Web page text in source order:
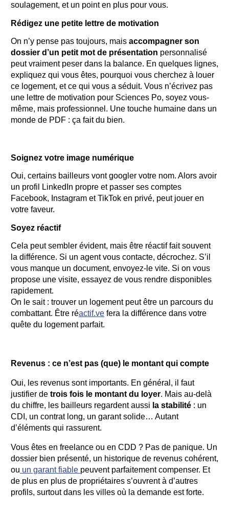
soulagement, et un point en plus pour vous.
Rédigez une petite lettre de motivation
On n’y pense pas toujours, mais accompagner son
dossier d’un petit mot de présentation personnalisé
peut vraiment peser dans la balance. En quelques lignes,
expliquez qui vous êtes, pourquoi vous cherchez à louer
ce logement, et ce qui vous a séduit. Vous n’écrivez pas
une lettre de motivation pour Sciences Po, soyez vous-
même, mais professionnel. Une touche humaine dans un
monde de PDF : ça fait du bien.
Soignez votre image numérique
Oui, certains bailleurs vont googler votre nom. Alors avoir
un profil LinkedIn propre et passer ses comptes
Facebook, Instagram et TikTok en privé, peut jouer en
votre faveur.
Soyez réactif
Cela peut sembler évident, mais être réactif fait souvent
la différence. Si un agent vous contacte, décrochez. S’il
vous manque un document, envoyez-le vite. Si on vous
propose une visite, essayez de vous rendre disponibles
rapidement.
On le sait : trouver un logement peut être un parcours du
combattant. Être réactif.ve fera la différence dans votre
quête du logement parfait.
Revenus : ce n’est pas (que) le montant qui compte
Oui, les revenus sont importants. En général, il faut
justifier de trois fois le montant du loyer. Mais au-delà
du chiffre, les bailleurs regardent aussi la stabilité : un
CDI, un contrat long, un garant solide… Autant
d’éléments qui rassurent.
Vous êtes en freelance ou en CDD ? Pas de panique. Un
dossier bien présenté, un historique de revenus cohérent,
ou un garant fiable peuvent parfaitement compenser. Et
de plus en plus de propriétaires s’ouvrent à d’autres
profils, surtout dans les villes où la demande est forte.